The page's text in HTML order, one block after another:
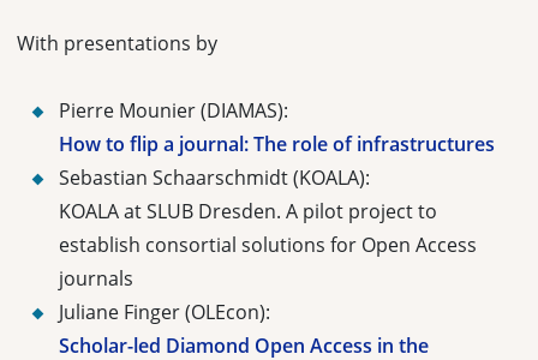
With presentations by
Pierre Mounier (DIAMAS):
How to flip a journal: The role of infrastructures
Sebastian Schaarschmidt (KOALA):
KOALA at SLUB Dresden. A pilot project to
establish consortial solutions for Open Access
journals
Juliane Finger (OLEcon):
Scholar-led Diamond Open Access in the